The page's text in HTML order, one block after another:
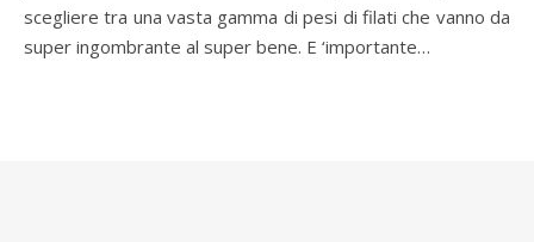
scegliere tra una vasta gamma di pesi di filati che vanno da
super ingombrante al super bene. E ‘importante…